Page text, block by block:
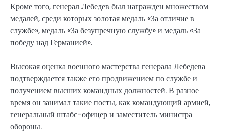
Кроме того, генерал Лебедев был награжден множеством
медалей, среди которых золотая медаль «За отличие в
службе», медаль «За безупречную службу» и медаль «За
победу над Германией».
Высокая оценка военного мастерства генерала Лебедева
подтверждается также его продвижением по службе и
получением высших командных должностей. В разное
время он занимал такие посты, как командующий армией,
генеральный штабс-офицер и заместитель министра
обороны.